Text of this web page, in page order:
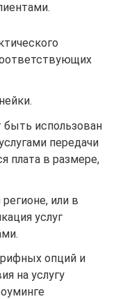
использован
передачи
плата в размере,
или в
услуг
опций и
на услугу